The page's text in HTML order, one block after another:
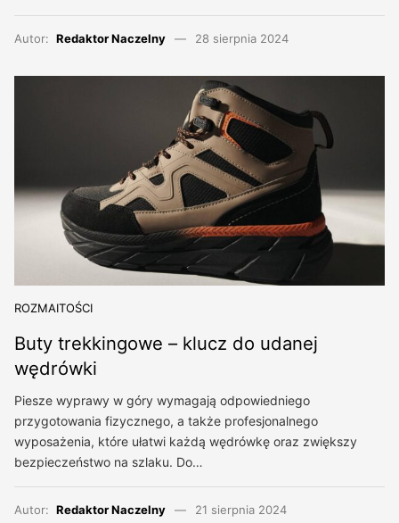
Autor: Redaktor Naczelny 28 sierpnia 2024
ROZMAITOŚCI
Buty trekkingowe – klucz do udanej
wędrówki
Piesze wyprawy w góry wymagają odpowiedniego
przygotowania fizycznego, a także profesjonalnego
wyposażenia, które ułatwi każdą wędrówkę oraz zwiększy
bezpieczeństwo na szlaku. Do…
Autor: Redaktor Naczelny 21 sierpnia 2024